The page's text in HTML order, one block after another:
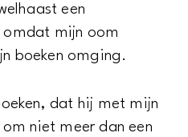
een
mijn oom
boeken omging.
dat hij met mijn
niet meer dan een